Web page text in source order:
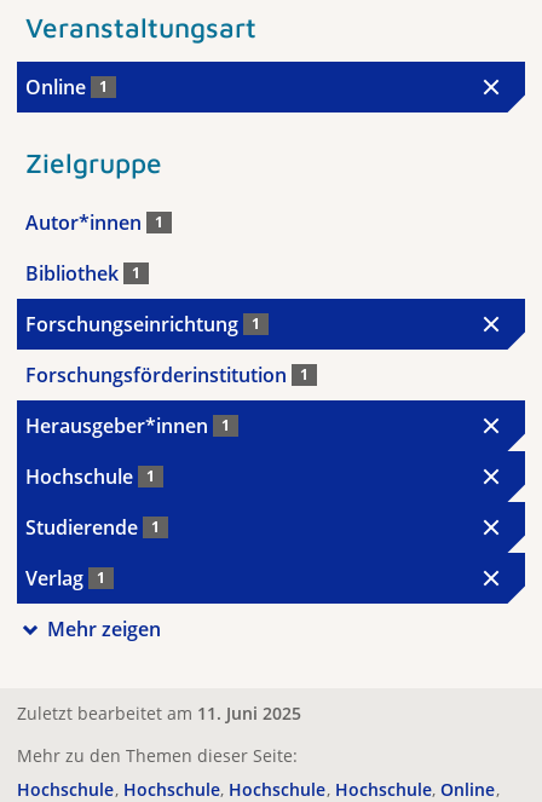
Veranstaltungsart
Online 1
Zielgruppe
Autor*innen 1
Bibliothek 1
Forschungseinrichtung 1
Forschungsförderinstitution 1
Herausgeber*innen 1
Hochschule 1
Studierende 1
Verlag 1
Mehr zeigen
Zuletzt bearbeitet am 11. Juni 2025
Mehr zu den Themen dieser Seite:
Hochschule Hochschule Hochschule Hochschule Online